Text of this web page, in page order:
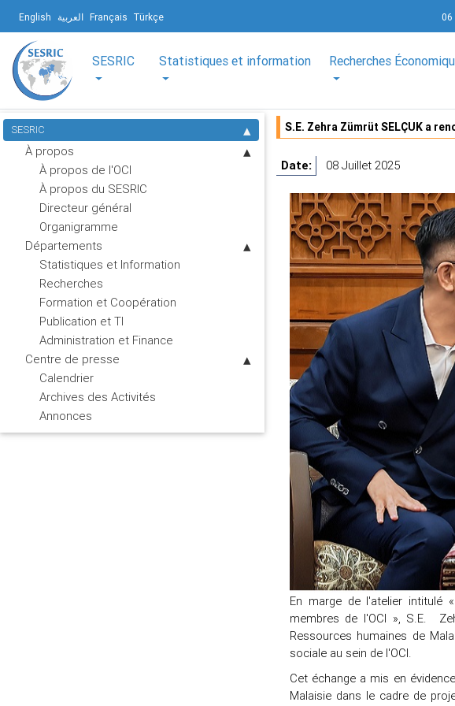
English العربية Français Türkçe 06
SESRIC Statistiques et information Recherches
SESRIC
À propos
À propos de l'OCI
À propos du SESRIC
Directeur général
Organigramme
Départements
Statistiques et Information
Recherches
Formation et Coopération
Publication et TI
Administration et Finance
Centre de presse
Calendrier
Archives des Activités
Annonces
S.E. Zehra Zümrüt SELÇUK a
Date: 08 Juillet 2025
En marge de l'atelier intitulé
membres de l'OCI », S.E.
Ressources humaines de
sociale au sein de l'OCI.
Cet échange a mis en
Malaisie dans le cadre de